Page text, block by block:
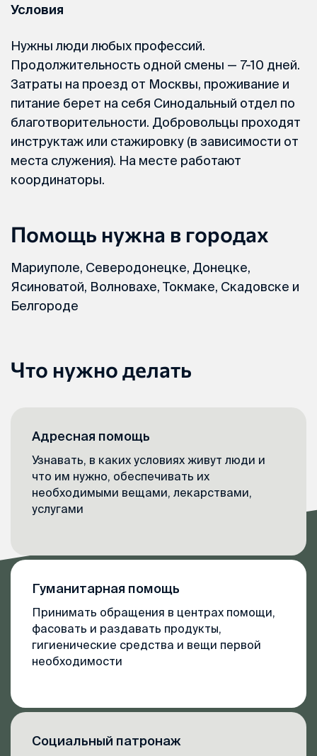
Условия
Нужны люди любых профессий.
Продолжительность одной смены — 7-10 дней.
Затраты на проезд от Москвы, проживание и
питание берет на себя Синодальный отдел по
благотворительности. Добровольцы проходят
инструктаж или стажировку (в зависимости от
места служения). На месте работают
координаторы.
Помощь нужна в городах
Мариуполе, Северодонецке, Донецке,
Ясиноватой, Волновахе, Токмаке, Скадовске и
Белгороде
Что нужно делать
Адресная помощь
Узнавать, в каких условиях живут люди и
что им нужно, обеспечивать их
необходимыми вещами, лекарствами,
услугами
Гуманитарная помощь
Принимать обращения в центрах помощи,
фасовать и раздавать продукты,
гигиенические средства и вещи первой
необходимости
Социальный патронаж